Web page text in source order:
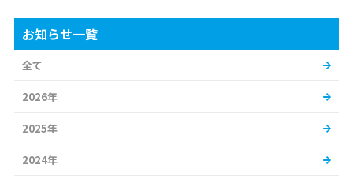
お知らせ一覧
全て
2026年
2025年
2024年